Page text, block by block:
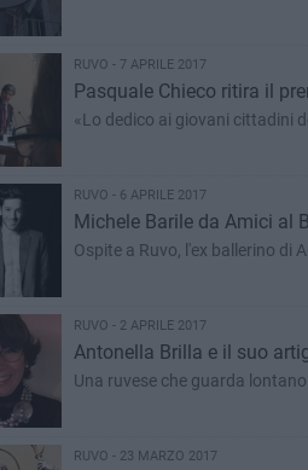
RUVO - 7 APRILE 2017
Pasquale Chieco ritira il
«Lo dedico ai giovani cittadini
RUVO - 6 APRILE 2017
Michele Barile da Amici al
Ospite a Ruvo, l'ex ballerino di
RUVO - 2 APRILE 2017
Antonella Brilla e il suo
Una ruvese che guarda
RUVO - 23 MARZO 2017